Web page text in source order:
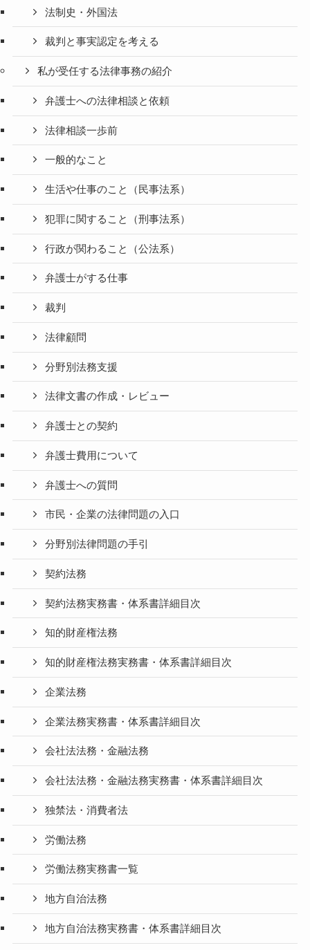
法制史・外国法
裁判と事実認定を考える
私が受任する法律事務の紹介
弁護士への法律相談と依頼
法律相談一歩前
一般的なこと
生活や仕事のこと（民事法系）
犯罪に関すること（刑事法系）
行政が関わること（公法系）
弁護士がする仕事
裁判
法律顧問
分野別法務支援
法律文書の作成・レビュー
弁護士との契約
弁護士費用について
弁護士への質問
市民・企業の法律問題の入口
分野別法律問題の手引
契約法務
契約法務実務書・体系書詳細目次
知的財産権法務
知的財産権法務実務書・体系書詳細目次
企業法務
企業法務実務書・体系書詳細目次
会社法法務・金融法務
会社法法務・金融法務実務書・体系書詳細目次
独禁法・消費者法
労働法務
労働法務実務書一覧
地方自治法務
地方自治法務実務書・体系書詳細目次